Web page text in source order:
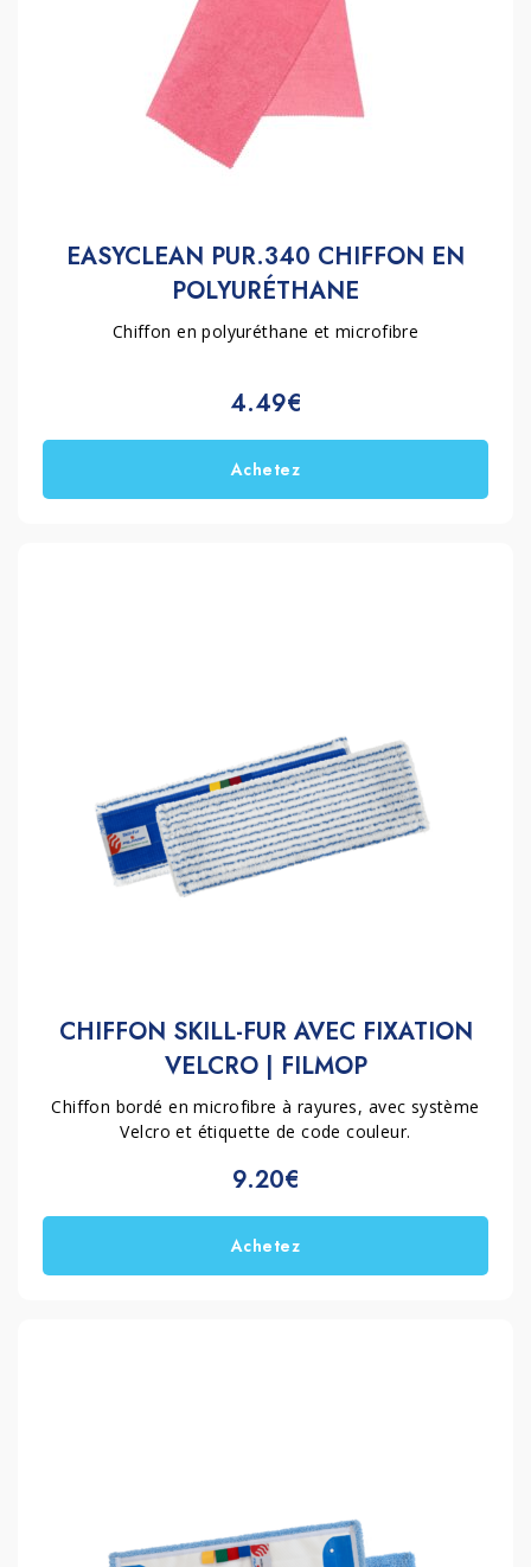
EASYCLEAN PUR.340 CHIFFON EN
POLYURÉTHANE
Chiffon en polyuréthane et microfibre
4.49€
Achetez
CHIFFON SKILL-FUR AVEC FIXATION
VELCRO | FILMOP
Chiffon bordé en microfibre à rayures, avec système
Velcro et étiquette de code couleur.
9.20€
Achetez